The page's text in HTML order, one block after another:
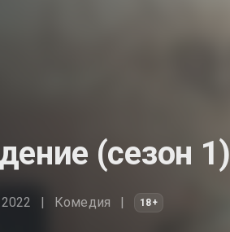
(сезон 1)
2022 Комедия 18+